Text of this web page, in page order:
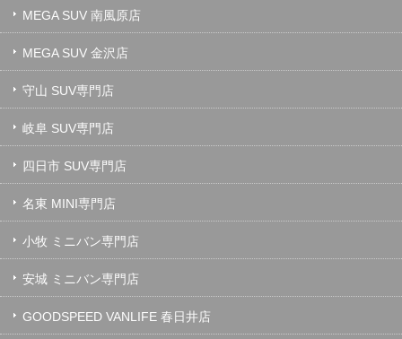
MEGA SUV 南風原店
MEGA SUV 金沢店
守山 SUV専門店
岐阜 SUV専門店
四日市 SUV専門店
名東 MINI専門店
小牧 ミニバン専門店
安城 ミニバン専門店
GOODSPEED VANLIFE 春日井店